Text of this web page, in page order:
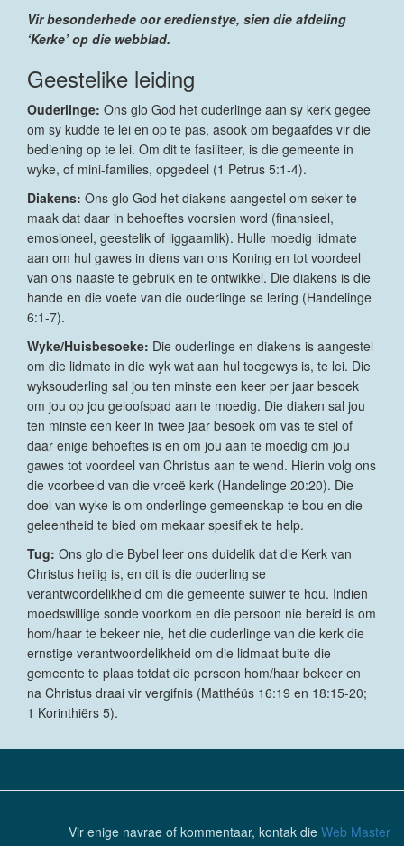
Vir besonderhede oor eredienstye, sien die afdeling
‘Kerke’ op die webblad.
Geestelike leiding
Ouderlinge: Ons glo God het ouderlinge aan sy kerk gegee
om sy kudde te lei en op te pas, asook om begaafdes vir die
bediening op te lei. Om dit te fasiliteer, is die gemeente in
wyke, of mini-families, opgedeel (1 Petrus 5:1-4).
Diakens: Ons glo God het diakens aangestel om seker te
maak dat daar in behoeftes voorsien word (finansieel,
emosioneel, geestelik of liggaamlik). Hulle moedig lidmate
aan om hul gawes in diens van ons Koning en tot voordeel
van ons naaste te gebruik en te ontwikkel. Die diakens is die
hande en die voete van die ouderlinge se lering (Handelinge
6:1-7).
Wyke/Huisbesoeke: Die ouderlinge en diakens is aangestel
om die lidmate in die wyk wat aan hul toegewys is, te lei. Die
wyksouderling sal jou ten minste een keer per jaar besoek
om jou op jou geloofspad aan te moedig. Die diaken sal jou
ten minste een keer in twee jaar besoek om vas te stel of
daar enige behoeftes is en om jou aan te moedig om jou
gawes tot voordeel van Christus aan te wend. Hierin volg ons
die voorbeeld van die vroeë kerk (Handelinge 20:20). Die
doel van wyke is om onderlinge gemeenskap te bou en die
geleentheid te bied om mekaar spesifiek te help.
Tug: Ons glo die Bybel leer ons duidelik dat die Kerk van
Christus heilig is, en dit is die ouderling se
verantwoordelikheid om die gemeente suiwer te hou. Indien
moedswillige sonde voorkom en die persoon nie bereid is om
hom/haar te bekeer nie, het die ouderlinge van die kerk die
ernstige verantwoordelikheid om die lidmaat buite die
gemeente te plaas totdat die persoon hom/haar bekeer en
na Christus draai vir vergifnis (Matthéüs 16:19 en 18:15-20;
1 Korinthiërs 5).
Vir enige navrae of kommentaar, kontak die Web Master